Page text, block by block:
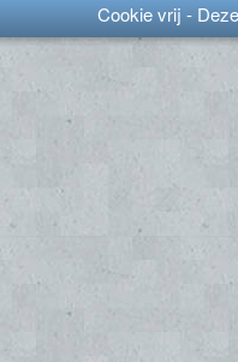
Cookie vrij -